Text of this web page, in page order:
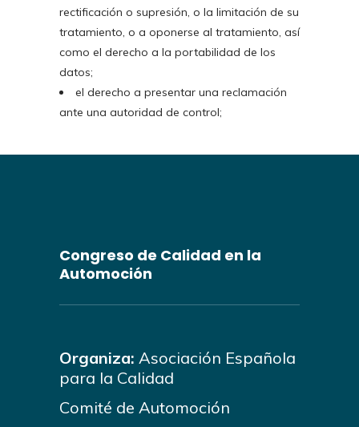
rectificación o supresión, o la limitación de su
tratamiento, o a oponerse al tratamiento, así
como el derecho a la portabilidad de los
datos;
el derecho a presentar una reclamación
ante una autoridad de control;
Congreso de Calidad en la
Automoción
Organiza: Asociación Española
para la Calidad
Comité de Automoción